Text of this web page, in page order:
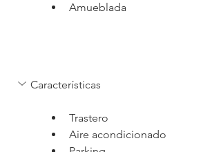
Amueblada
Características
Trastero
Aire acondicionado